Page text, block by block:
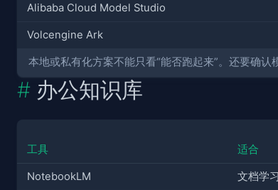
Alibaba Cloud Model Studio
Volcengine Ark
本地或私有化方案不能只看“能否跑起来”。还要确
办公知识库
工具 适合
NotebookLM 文档学